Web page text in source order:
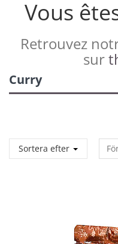
Vous
Retrouvez
sur
Curry
Sortera efter